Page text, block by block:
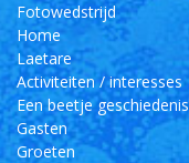
Fotowedstrijd
Home
Laetare
Activiteiten / interesses
Een beetje geschiedenis
Gasten
Groeten